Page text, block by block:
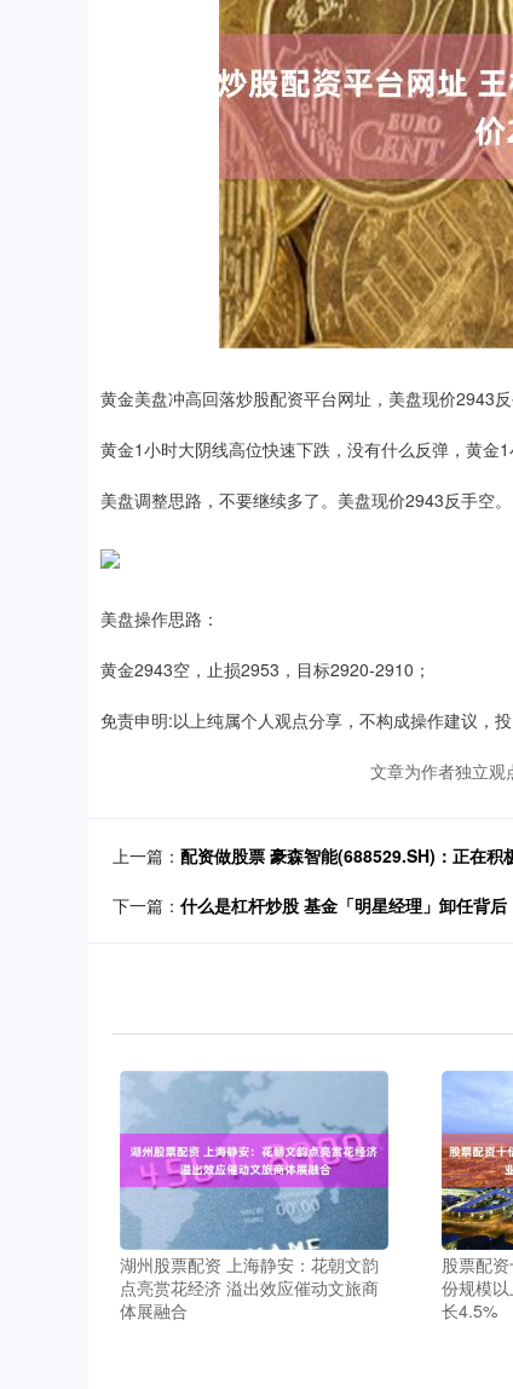
黄金美盘冲高回落炒股配资平台网址，美盘现价2943反
黄金1小时大阴线高位快速下跌，没有什么反弹，黄金
美盘调整思路，不要继续多了。美盘现价2943反手空。
美盘操作思路：
黄金2943空，止损2953，目标2920-2910；
免责申明:以上纯属个人观点分享，不构成操作建议，
文章为作者独立观
上一篇： 配资做股票 豪森智能(688529.SH)：正在
下一篇： 什么是杠杆炒股 基金「明星经理」卸任背后
湖州股票配资 上海静安：花朝文韵
点亮赏花经济 溢出效应催动文旅商
体展融合
股票配
份规模
长4.5%